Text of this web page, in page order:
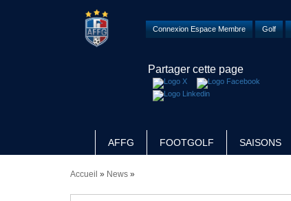
Connexion Espace Membre Golf
Partager cette page
AFFG FOOTGOLF SAISONS
Accueil » News »